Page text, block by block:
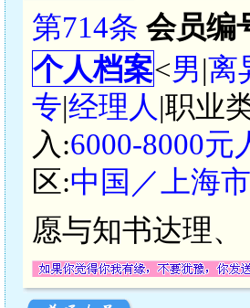
第714条 会员编
个人档案<男|离
专|经理人 |职业
入:6000-8000元
区:中国／上海
愿与知书达理